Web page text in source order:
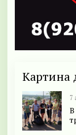
Картина
7